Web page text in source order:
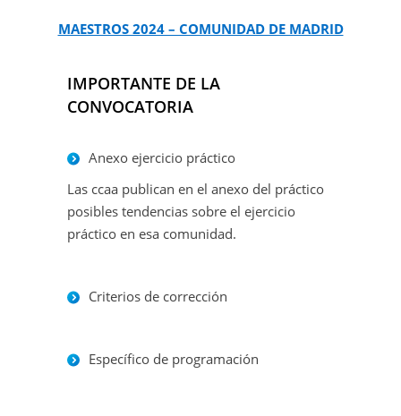
MAESTROS 2024 – COMUNIDAD DE MADRID
IMPORTANTE DE LA
CONVOCATORIA
Anexo ejercicio práctico
Las ccaa publican en el anexo del práctico
posibles tendencias sobre el ejercicio
práctico en esa comunidad.
Criterios de corrección
Específico de programación